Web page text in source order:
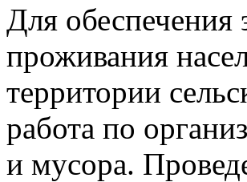
Для обеспечения
проживания
территории
работа по
и мусора.